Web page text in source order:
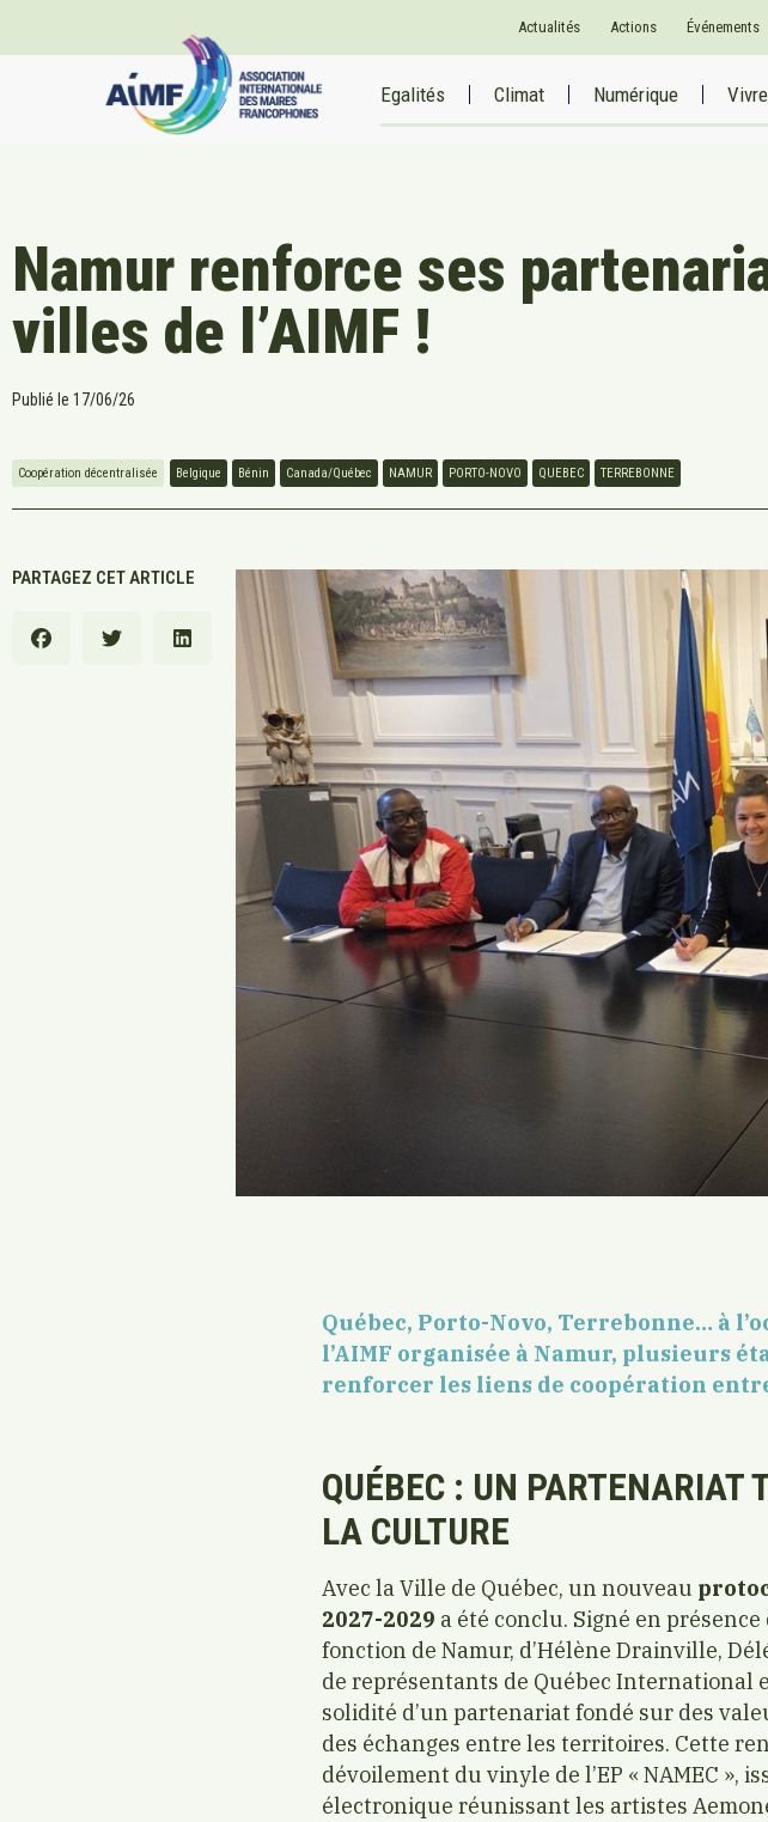
Actualités Actions Événements
Egalités Climat Numérique
Namur renforce ses
villes de l’AIMF !
Publié le 17/06/26
Coopération décentralisée Belgique Bénin Canada/Québec NAMUR PORTO-NOVO QUEBEC TERREBONNE
PARTAGEZ CET ARTICLE
Québec, Porto-Novo, Terrebonne… à
l’AIMF organisée à Namur, plusieurs
renforcer les liens de coopération
QUÉBEC : UN PARTENARIAT
LA CULTURE
Avec la Ville de Québec, un nouveau
2027-2029 a été conclu. Signé en
fonction de Namur, d’Hélène Drainville,
de représentants de Québec International
solidité d’un partenariat fondé sur des
des échanges entre les territoires. Cette
dévoilement du vinyle de l’EP « NAMEC »,
électronique réunissant les artistes